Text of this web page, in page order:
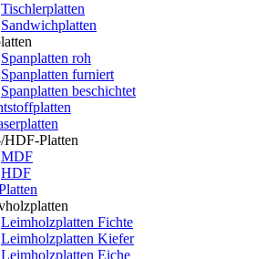
Tischlerplatten
Sandwichplatten
Spanplatten roh
Spanplatten furniert
Spanplatten beschichtet
Platten
MDF
HDF
Leimholzplatten Fichte
Leimholzplatten Kiefer
Leimholzplatten Eiche